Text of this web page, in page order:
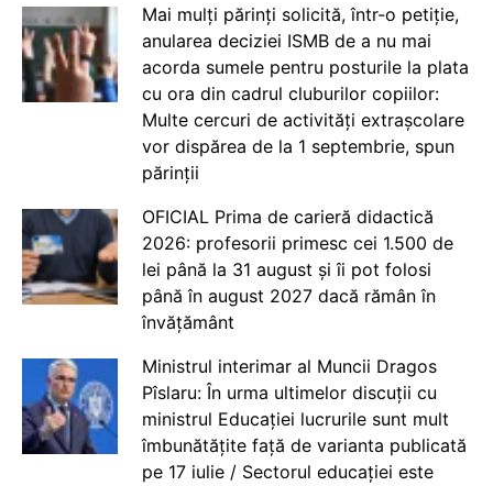
Mai mulți părinți solicită, într-o petiție,
anularea deciziei ISMB de a nu mai
acorda sumele pentru posturile la plata
cu ora din cadrul cluburilor copiilor:
Multe cercuri de activități extrașcolare
vor dispărea de la 1 septembrie, spun
părinții
OFICIAL Prima de carieră didactică
2026: profesorii primesc cei 1.500 de
lei până la 31 august și îi pot folosi
până în august 2027 dacă rămân în
învățământ
Ministrul interimar al Muncii Dragos
Pîslaru: În urma ultimelor discuții cu
ministrul Educației lucrurile sunt mult
îmbunătățite față de varianta publicată
pe 17 iulie / Sectorul educației este